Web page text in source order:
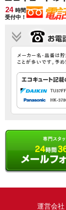
24 時間
受付中！
電
運営会